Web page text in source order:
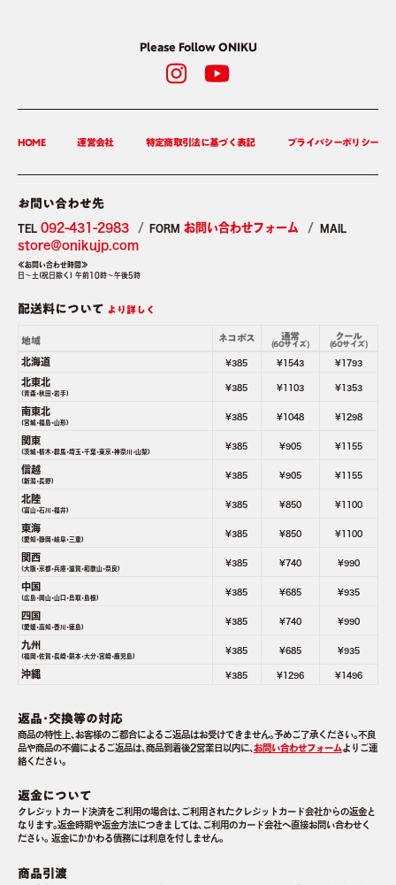
Please Follow ONIKU
HOME 運営会社 特定商取引法に基づく表記 プライバシーポリシー
お問い合わせ先
TEL 092-431-2983 FORM お問い合わせフォーム MAIL
store＠onikujp.com
≪お問い合わせ時間≫
日～土(祝日除く) 午前10時～午後5時
配送料について より詳しく
地域 ネコポス 通常
(60サイズ)
クール
(60サイズ)
北海道 ¥385 ¥1543 ¥1793
北東北
(青森･秋田･岩手)
¥385 ¥1103 ¥1353
南東北
(宮城･福島･山形)
¥385 ¥1048 ¥1298
関東
(茨城･栃木･群馬･埼玉･千葉･東京･神奈川･山梨)
¥385 ¥905 ¥1155
信越
(新潟･長野)
¥385 ¥905 ¥1155
北陸
(富山･石川･福井)
¥385 ¥850 ¥1100
東海
(愛知･静岡･岐阜･三重)
¥385 ¥850 ¥1100
関西
(大阪･京都･兵庫･滋賀･和歌山･奈良)
¥385 ¥740 ¥990
中国
(広島･岡山･山口･鳥取･島根)
¥385 ¥685 ¥935
四国
(愛媛･高知･香川･徳島)
¥385 ¥740 ¥990
九州
(福岡･佐賀･長崎･熊本･大分･宮崎･鹿児島)
¥385 ¥685 ¥935
沖縄 ¥385 ¥1296 ¥1496
返品･交換等の対応
商品の特性上､お客様のご都合によるご返品はお受けできません｡予めご了承ください｡不良
品や商品の不備によるご返品は､商品到着後2営業日以内に､ お問い合わせフォーム よりご連
絡ください｡
返金について
クレジットカード決済をご利用の場合は､ご利用されたクレジットカード会社からの返金と
なります｡返金時期や返金方法につきましては､ご利用のカード会社へ直接お問い合わせく
ださい｡ 返金にかかわる債務には利息を付しません｡
商品引渡